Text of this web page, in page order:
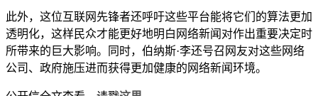
此外，这位互联网先锋者还呼吁这些平台能将它们的算法更加
透明化，这样民众才能更好地明白网络新闻对作出重要决定时
所带来的巨大影响。同时，伯纳斯·李还号召网友对这些网络
公司、政府施压进而获得更加健康的网络新闻环境。